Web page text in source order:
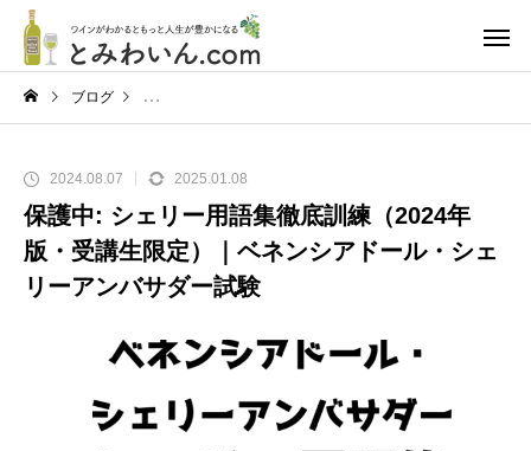
ブログ
2024.08.07 2025.01.08
保護中: シェリー用語集徹底訓練（2024年
版・受講生限定）｜ベネンシアドール・シェ
リーアンバサダー試験